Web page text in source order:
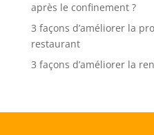
après le confinement ?
3 façons d’améliorer la
restaurant
3 façons d’améliorer la